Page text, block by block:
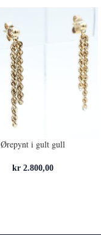
Ørepynt i gult gull
kr 2.800,00